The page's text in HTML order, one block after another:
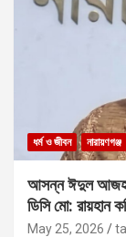
ধর্ম ও জীবন নারায়ণগঞ্জ
আসন্ন ঈদুল আজহায়
ডিসি মো: রায়হান
May 25, 2026